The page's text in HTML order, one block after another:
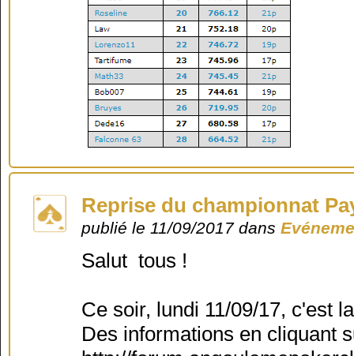
Reprise du championnat
publié le 11/09/2017 dans
Salut tous !
Ce soir, lundi 11/09/17, c'est
Des informations en cliquant